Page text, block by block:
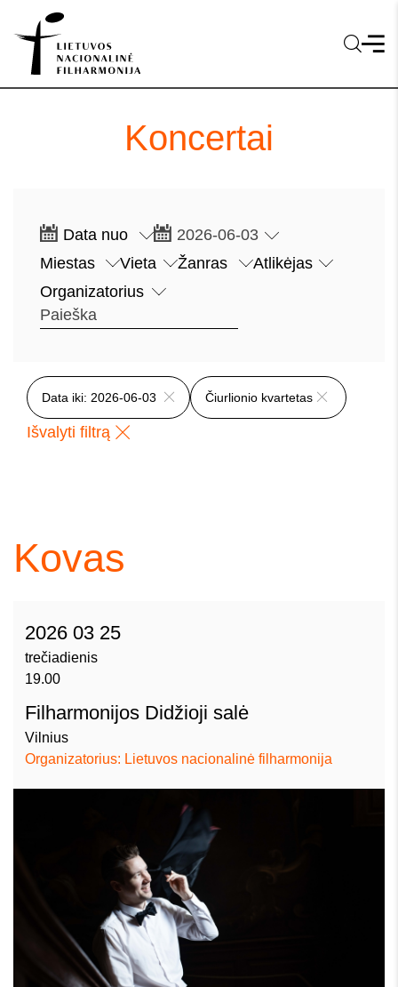
Koncertai
Data iki: 2026-06-03
Išvalyti filtrą
Čiurlionio kvartetas
Kovas
2026 03 25
trečiadienis
19.00
Filharmonijos Didžioji salė
Vilnius
Organizatorius: Lietuvos nacionalinė filharmonija